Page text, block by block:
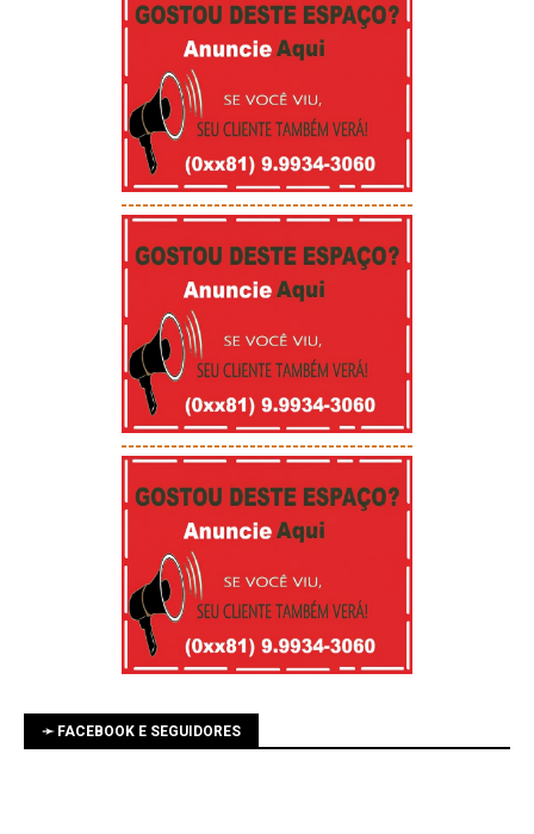
-----------------------------------------
-----------------------------------------
➛ FACEBOOK E SEGUIDORES